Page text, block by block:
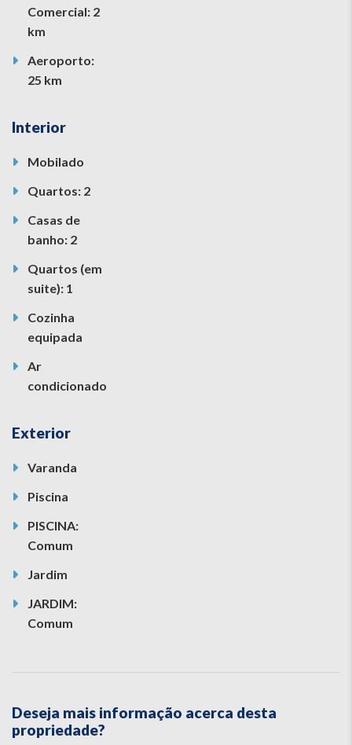
Comercial: 2
km
Aeroporto:
25 km
Interior
Mobilado
Quartos: 2
Casas de
banho: 2
Quartos (em
suite): 1
Cozinha
equipada
Ar
condicionado
Exterior
Varanda
Piscina
PISCINA:
Comum
Jardim
JARDIM:
Comum
Deseja mais informação acerca desta
propriedade?